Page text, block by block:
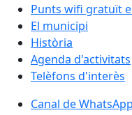
Punts wifi gratuït
El municipi
Història
Agenda d'activitats
Telèfons d'interès
Canal de WhatsApp